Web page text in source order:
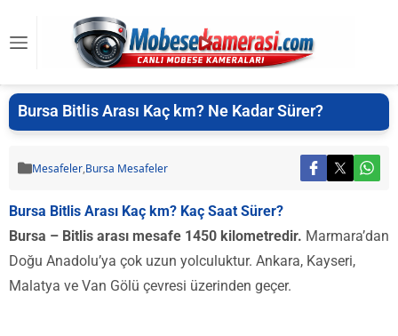
Bursa Bitlis Arası Kaç km? Ne Kadar Sürer?
Mesafeler,Bursa Mesafeler
Bursa Bitlis Arası Kaç km? Kaç Saat Sürer?
Bursa – Bitlis arası mesafe 1450 kilometredir. Marmara’dan
Doğu Anadolu’ya çok uzun yolculuktur. Ankara, Kayseri,
Malatya ve Van Gölü çevresi üzerinden geçer.